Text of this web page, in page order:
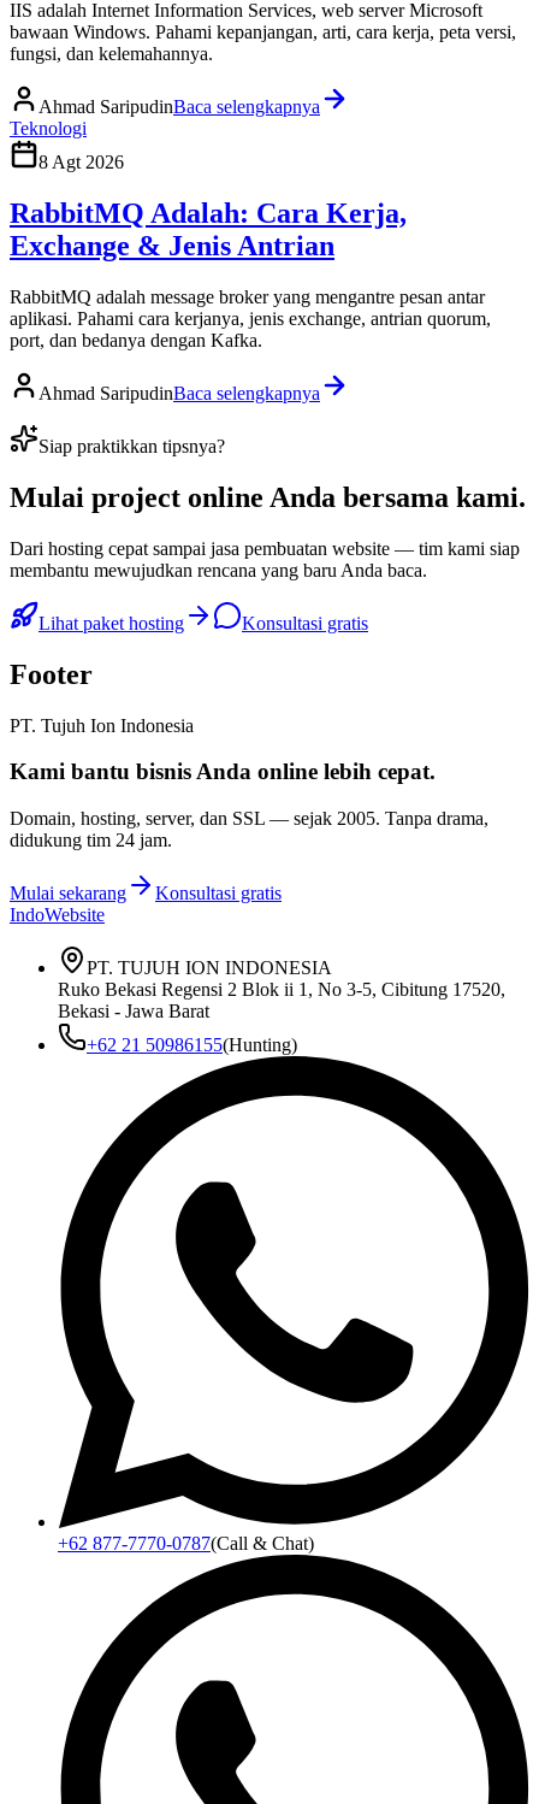
IIS adalah Internet Information Services, web server Microsoft
bawaan Windows. Pahami kepanjangan, arti, cara kerja, peta versi,
fungsi, dan kelemahannya.
Ahmad SaripudinBaca selengkapnya
Teknologi
8 Agt 2026
RabbitMQ Adalah: Cara Kerja,
Exchange & Jenis Antrian
RabbitMQ adalah message broker yang mengantre pesan antar
aplikasi. Pahami cara kerjanya, jenis exchange, antrian quorum,
port, dan bedanya dengan Kafka.
Ahmad SaripudinBaca selengkapnya
Siap praktikkan tipsnya?
Mulai project online Anda bersama kami.
Dari hosting cepat sampai jasa pembuatan website — tim kami siap
membantu mewujudkan rencana yang baru Anda baca.
Lihat paket hosting Konsultasi gratis
Footer
PT. Tujuh Ion Indonesia
Kami bantu bisnis Anda online lebih cepat.
Domain, hosting, server, dan SSL — sejak 2005. Tanpa drama,
didukung tim 24 jam.
Mulai sekarang
Konsultasi gratis
IndoWebsite
PT. TUJUH ION INDONESIA
Ruko Bekasi Regensi 2 Blok ii 1, No 3-5, Cibitung 17520,
Bekasi - Jawa Barat
+62 21 50986155(Hunting)
+62 877-7770-0787(Call & Chat)